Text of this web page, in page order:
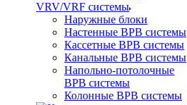
VRV/VRF системы
Наружные блоки
Настенные ВРВ системы
Кассетные ВРВ системы
Канальные ВРВ системы
Напольно-потолочные
ВРВ системы
Колонные ВРВ системы